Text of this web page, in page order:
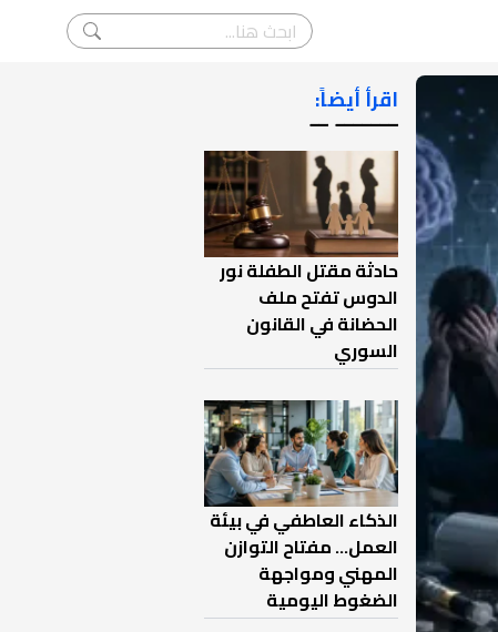
اقرأ أيضاً:
ـــــــ ــ
حادثة مقتل الطفلة نور
الدوس تفتح ملف
الحضانة في القانون
السوري
الذكاء العاطفي في بيئة
العمل… مفتاح التوازن
المهني ومواجهة
الضغوط اليومية